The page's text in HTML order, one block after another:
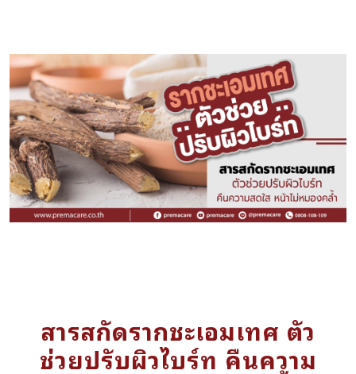
สารสกัดรากชะเอมเทศ ตัว
ช่วยปรับผิวไบร์ท คืนความ